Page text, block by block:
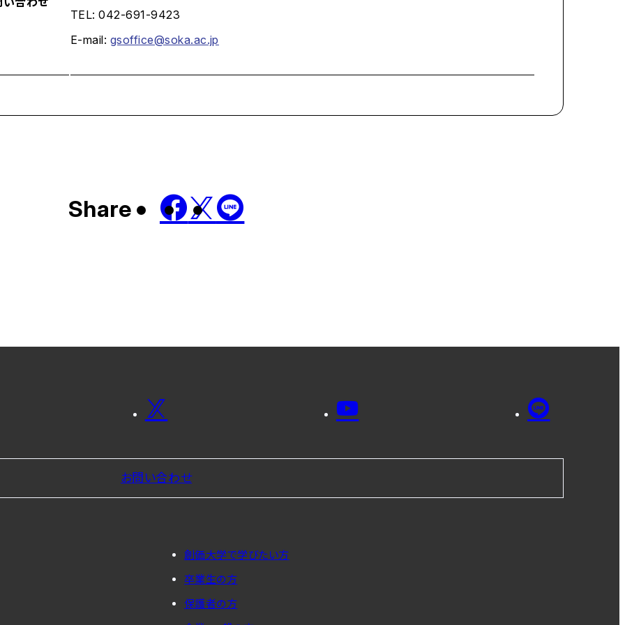
TEL: 042-691-9423
E-mail: gsoffice@soka.ac.jp
Share
お問い合わせ
創価大学で学びたい方
卒業生の方
保護者の方